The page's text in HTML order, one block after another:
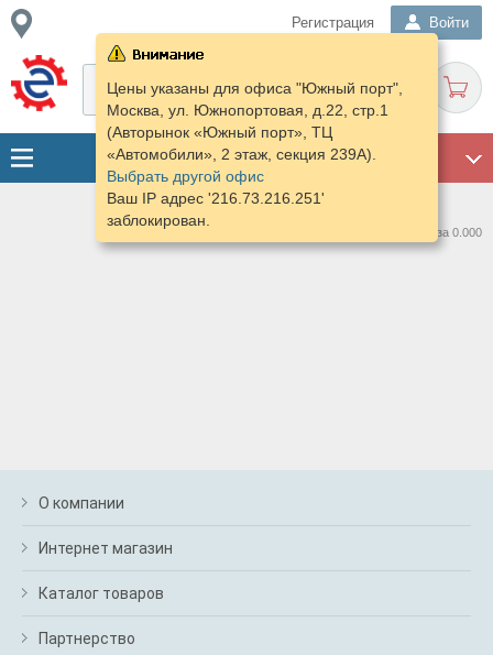
Регистрация Войти
Цены указаны для офиса "Южный порт",
Москва, ул. Южнопортовая, д.22, стр.1
(Авторынок «Южный порт», ТЦ
«Автомобили», 2 этаж, секция 239А).
Выбрать другой офис
Ваш IP адрес '216.73.216.251'
заблокирован.
Нашлось предложений: 0 за 0.000
О компании
Интернет магазин
Каталог товаров
Партнерство